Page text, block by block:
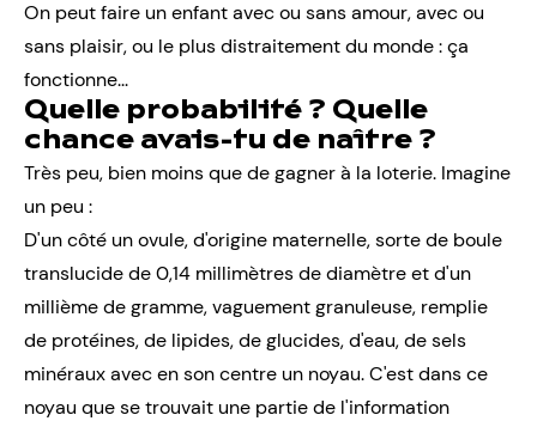
On peut faire un enfant avec ou sans amour, avec ou
sans plaisir, ou le plus distraitement du monde : ça
fonctionne...
Quelle probabilité ? Quelle
chance avais-tu de naître ?
Très peu, bien moins que de gagner à la loterie. Imagine
un peu :
D'un côté un ovule, d'origine maternelle, sorte de boule
translucide de 0,14 millimètres de diamètre et d'un
millième de gramme, vaguement granuleuse, remplie
de protéines, de lipides, de glucides, d'eau, de sels
minéraux avec en son centre un noyau. C'est dans ce
noyau que se trouvait une partie de l'information